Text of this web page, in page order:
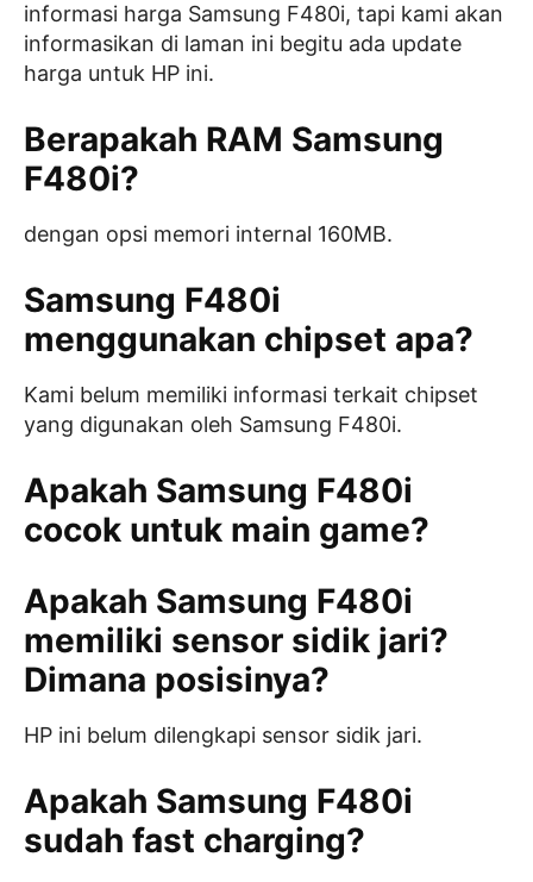
informasi harga Samsung F480i, tapi kami akan
informasikan di laman ini begitu ada update
harga untuk HP ini.
Berapakah RAM Samsung
F480i?
dengan opsi memori internal 160MB.
Samsung F480i
menggunakan chipset apa?
Kami belum memiliki informasi terkait chipset
yang digunakan oleh Samsung F480i.
Apakah Samsung F480i
cocok untuk main game?
Apakah Samsung F480i
memiliki sensor sidik jari?
Dimana posisinya?
HP ini belum dilengkapi sensor sidik jari.
Apakah Samsung F480i
sudah fast charging?